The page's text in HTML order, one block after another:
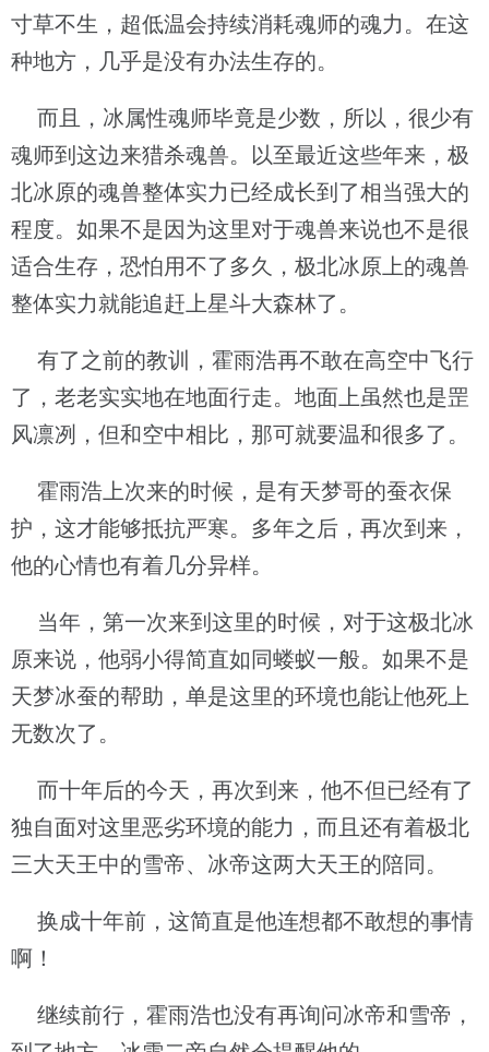
寸草不生，超低温会持续消耗魂师的魂力。在这
种地方，几乎是没有办法生存的。
而且，冰属性魂师毕竟是少数，所以，很少有
魂师到这边来猎杀魂兽。以至最近这些年来，极
北冰原的魂兽整体实力已经成长到了相当强大的
程度。如果不是因为这里对于魂兽来说也不是很
适合生存，恐怕用不了多久，极北冰原上的魂兽
整体实力就能追赶上星斗大森林了。
有了之前的教训，霍雨浩再不敢在高空中飞行
了，老老实实地在地面行走。地面上虽然也是罡
风凛冽，但和空中相比，那可就要温和很多了。
霍雨浩上次来的时候，是有天梦哥的蚕衣保
护，这才能够抵抗严寒。多年之后，再次到来，
他的心情也有着几分异样。
当年，第一次来到这里的时候，对于这极北冰
原来说，他弱小得简直如同蝼蚁一般。如果不是
天梦冰蚕的帮助，单是这里的环境也能让他死上
无数次了。
而十年后的今天，再次到来，他不但已经有了
独自面对这里恶劣环境的能力，而且还有着极北
三大天王中的雪帝、冰帝这两大天王的陪同。
换成十年前，这简直是他连想都不敢想的事情
啊！
继续前行，霍雨浩也没有再询问冰帝和雪帝，